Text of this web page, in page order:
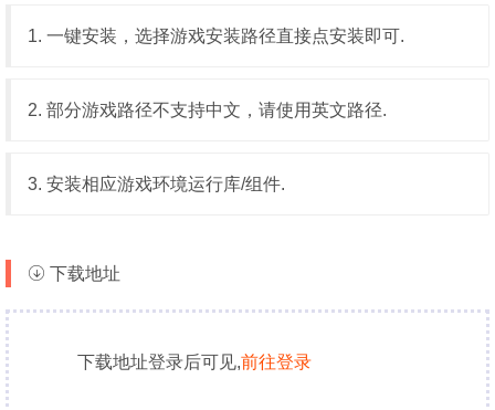
1. 一键安装，选择游戏安装路径直接点安装即可.
2. 部分游戏路径不支持中文，请使用英文路径.
3. 安装相应游戏环境运行库/组件.
下载地址
下载地址登录后可见,前往登录